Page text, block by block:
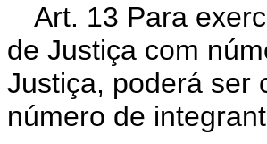
Art. 13 Para
de Justiça com
Justiça, poderá ser
número de